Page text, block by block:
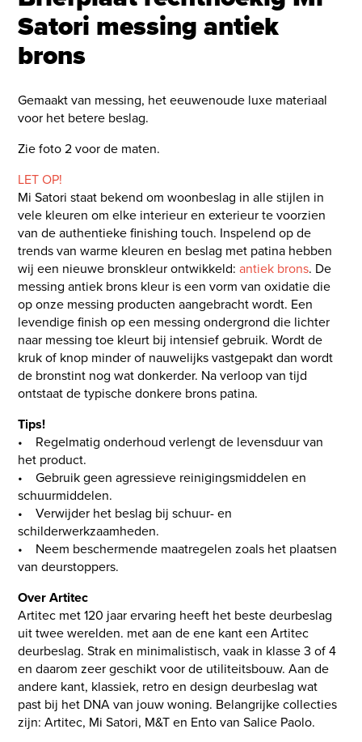
Satori messing antiek
brons
Gemaakt van messing, het eeuwenoude luxe materiaal
voor het betere beslag.
Zie foto 2 voor de maten.
LET OP!
Mi Satori staat bekend om woonbeslag in alle stijlen in
vele kleuren om elke interieur en exterieur te voorzien
van de authentieke finishing touch. Inspelend op de
trends van warme kleuren en beslag met patina hebben
wij een nieuwe bronskleur ontwikkeld:antiek brons. De
messing antiek brons kleur is een vorm van oxidatie die
op onze messing producten aangebracht wordt. Een
levendige finish op een messing ondergrond die lichter
naar messing toe kleurt bij intensief gebruik. Wordt de
kruk of knop minder of nauwelijks vastgepakt dan wordt
de bronstint nog wat donkerder. Na verloop van tijd
ontstaat de typische donkere brons patina.
Tips!
• Regelmatig onderhoud verlengt de levensduur van
het product.
• Gebruik geen agressieve reinigingsmiddelen en
schuurmiddelen.
• Verwijder het beslag bij schuur- en
schilderwerkzaamheden.
• Neem beschermende maatregelen zoals het plaatsen
van deurstoppers.
Over Artitec
Artitec met 120 jaar ervaring heeft het beste deurbeslag
uit twee werelden. met aan de ene kant een Artitec
deurbeslag. Strak en minimalistisch, vaak in klasse 3 of 4
en daarom zeer geschikt voor de utiliteitsbouw. Aan de
andere kant, klassiek, retro en design deurbeslag wat
past bij het DNA van jouw woning. Belangrijke collecties
zijn: Artitec, Mi Satori, M&T en Ento van Salice Paolo.